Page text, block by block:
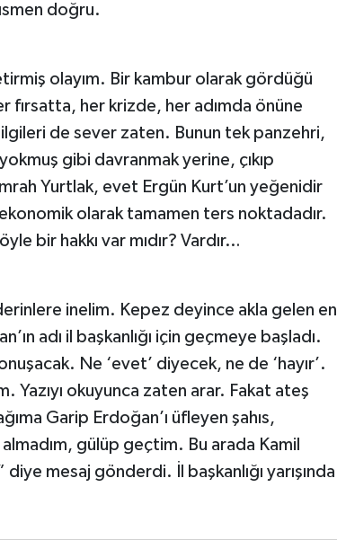
doğru.
olayım. Bir kambur olarak gördüğü
fırsatta, her krizde, her adımda önüne
de sever zaten. Bunun tek panzehri,
gibi davranmak yerine, çıkıp
Yurtlak, evet Ergün Kurt’un yeğenidir
olarak tamamen ters noktadadır.
bir hakkı var mıdır? Vardır…
inelim. Kepez deyince akla gelen en
adı il başkanlığı için geçmeye başladı.
Ne ‘evet’ diyecek, ne de ‘hayır’.
Yazıyı okuyunca zaten arar. Fakat ateş
Garip Erdoğan’ı üfleyen şahıs,
gülüp geçtim. Bu arada Kamil
diye mesaj gönderdi. İl başkanlığı yarışında